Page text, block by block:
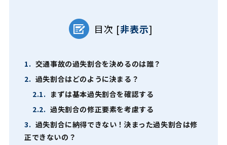
目次 [非表示]
1. 交通事故の過失割合を決めるのは誰？
2. 過失割合はどのように決まる？
2.1. まずは基本過失割合を確認する
2.2. 過失割合の修正要素を考慮する
3. 過失割合に納得できない！決まった過失割合は修
正できないの？